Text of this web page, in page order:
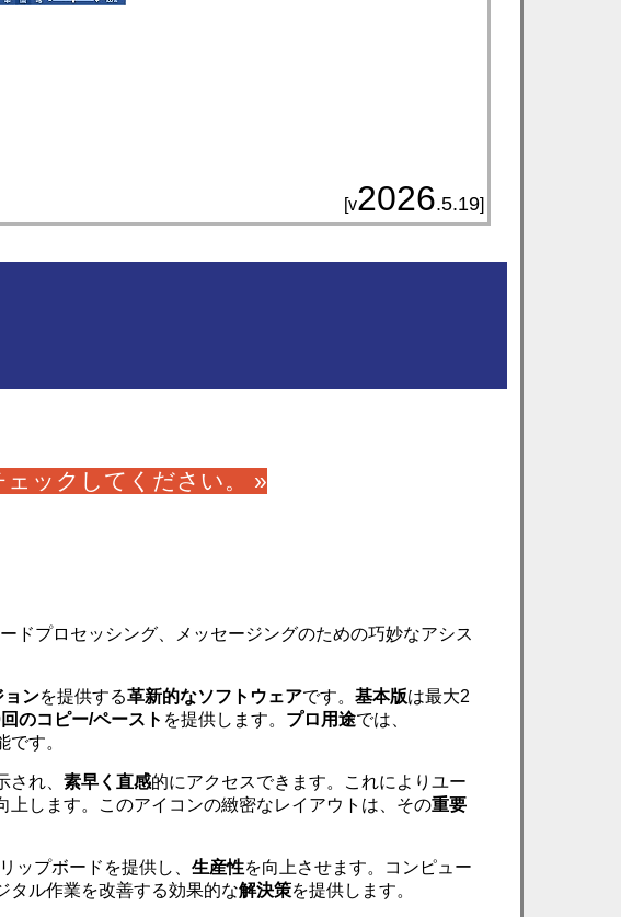
[v2026.5.19]
ックしてください。 »
ドプロセッシング、メッセージングのための巧妙なアシス
ョンを提供する革新的なソフトウェアです。 基本版は最大2
のコピー/ペースト を提供します。 プロ用途では、
です。
され、 素早く 直感的にアクセスできます。これによりユー
上します。このアイコンの緻密なレイアウトは、その重要
ップボードを提供し、 生産性を向上させます。コンピュー
タル作業を改善する効果的な解決策を提供します。